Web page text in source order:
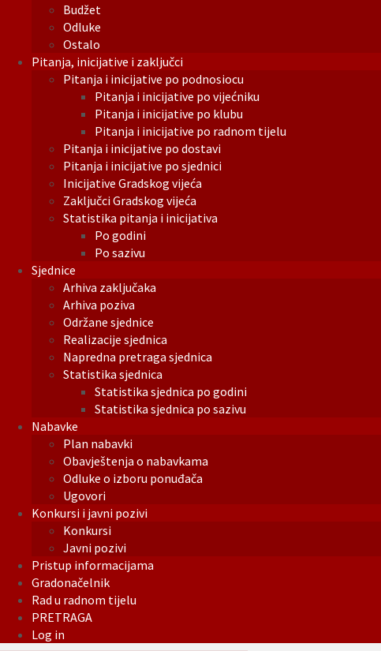
Budžet
Odluke
Ostalo
Pitanja, inicijative i zaključci
Pitanja i inicijative po podnosiocu
Pitanja i inicijative po vijećniku
Pitanja i inicijative po klubu
Pitanja i inicijative po radnom tijelu
Pitanja i inicijative po dostavi
Pitanja i inicijative po sjednici
Inicijative Gradskog vijeća
Zaključci Gradskog vijeća
Statistika pitanja i inicijativa
Po godini
Po sazivu
Sjednice
Arhiva zaključaka
Arhiva poziva
Održane sjednice
Realizacije sjednica
Napredna pretraga sjednica
Statistika sjednica
Statistika sjednica po godini
Statistika sjednica po sazivu
Nabavke
Plan nabavki
Obavještenja o nabavkama
Odluke o izboru ponuđača
Ugovori
Konkursi i javni pozivi
Konkursi
Javni pozivi
Pristup informacijama
Gradonačelnik
Rad u radnom tijelu
PRETRAGA
Log in